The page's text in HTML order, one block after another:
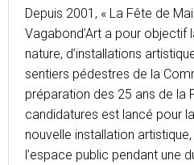
Depuis 2001, « La Fête de
Vagabond’Art a pour objectif
nature, d’installations
sentiers pédestres de la
préparation des 25 ans de la
candidatures est lancé pour
nouvelle installation
l’espace public pendant une